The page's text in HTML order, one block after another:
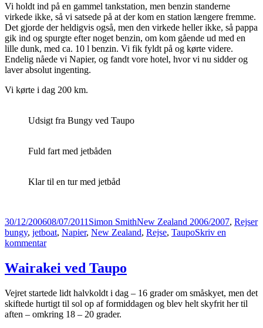
Vi holdt ind på en gammel tankstation, men benzin standerne
virkede ikke, så vi satsede på at der kom en station længere fremme.
Det gjorde der heldigvis også, men den virkede heller ikke, så pappa
gik ind og spurgte efter noget benzin, om kom gående ud med en
lille dunk, med ca. 10 l benzin. Vi fik fyldt på og kørte videre.
Endelig nåede vi Napier, og fandt vore hotel, hvor vi nu sidder og
laver absolut ingenting.
Vi kørte i dag 200 km.
Udsigt fra Bungy ved Taupo
Fuld fart med jetbåden
Klar til en tur med jetbåd
Udgivet
i
30/12/200608/07/2011 Forfatter
Simon SmithKategorier
New Zealand 2006/2007, Rejser
bungy, jetboat, Napier, New Zealand, Rejse, TaupoSkriv en
kommentartil
og
bungy
Wairakei ved Taupo
Vejret startede lidt halvkoldt i dag – 16 grader om småskyet, men det
skiftede hurtigt til sol op af formiddagen og blev helt skyfrit her til
aften – omkring 18 – 20 grader.